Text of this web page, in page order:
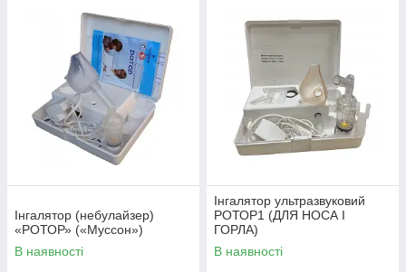
Інгалятор (небулайзер)
«РОТОР» («Муссон»)
В наявності
Інгалятор ультразвуковий
РОТОР1 (ДЛЯ НОСА І
ГОРЛА)
В наявності